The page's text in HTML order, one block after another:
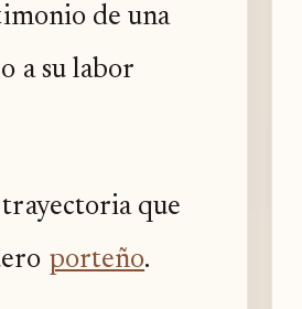
de una
a su labor
que
porteño.